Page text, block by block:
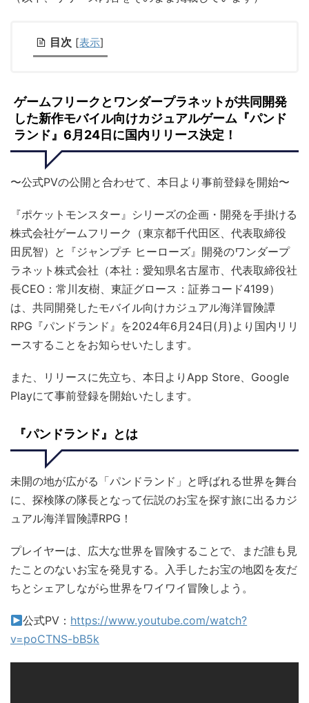
目次 [表示]
ゲームフリークとワンダープラネットが共同開発
した新作モバイル向けカジュアルゲーム『パンド
ランド』6月24日に国内リリース決定！
〜公式PVの公開と合わせて、本日より事前登録を開始〜
『ポケットモンスター』シリーズの企画・開発を手掛ける
株式会社ゲームフリーク（東京都千代田区、代表取締役
田尻智）と『ジャンプチ ヒーローズ』開発のワンダープ
ラネット株式会社（本社：愛知県名古屋市、代表取締役社
長CEO：常川友樹、東証グロース：証券コード4199）
は、共同開発したモバイル向けカジュアル海洋冒険譚
RPG『パンドランド』を2024年6⽉24⽇(月)より国内リリ
ースすることをお知らせいたします。
また、リリースに先立ち、本日よりApp Store、Google
Playにて事前登録を開始いたします。
『パンドランド』とは
未開の地が広がる「パンドランド」と呼ばれる世界を舞台
に、探検隊の隊長となって伝説のお宝を探す旅に出るカジ
ュアル海洋冒険譚RPG！
プレイヤーは、広大な世界を冒険することで、まだ誰も見
たことのないお宝を発見する。入手したお宝の地図を友だ
ちとシェアしながら世界をワイワイ冒険しよう。
公式PV： https://www.youtube.com/watch?
v=poCTNS-bB5k